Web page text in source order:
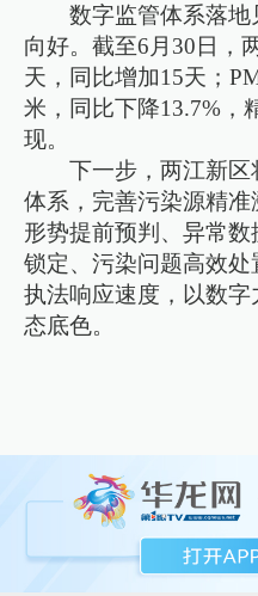
数字监管体系落
向好。截至6月30日，
天，同比增加15天；
米，同比下降13.7%，
现。
下一步，两江新
体系，完善污染源精
形势提前预判、异常
锁定、污染问题高效
执法响应速度，以数字
态底色。